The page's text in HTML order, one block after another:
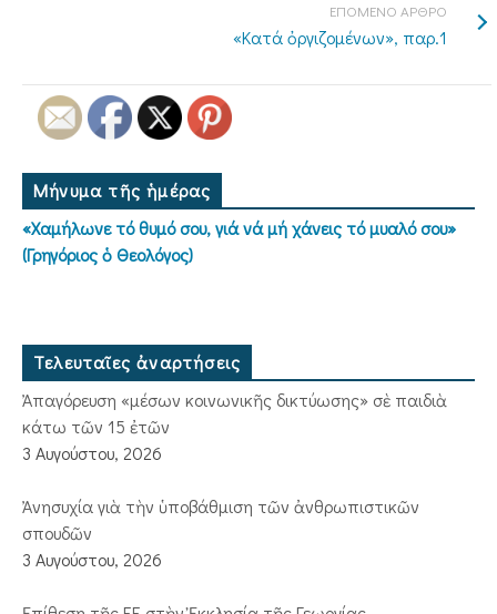
ΕΠΟΜΕΝΟ ΑΡΘΡΟ
«Κατά ὀργιζομένων», παρ.1
Μήνυμα τῆς ἡμέρας
«Χαμήλωνε τό θυμό σου, γιά νά μή χάνεις τό μυαλό σου»
(Γρηγόριος ὁ Θεολόγος)
Τελευταῖες ἀναρτήσεις
Ἀπαγόρευση «μέσων κοινωνικῆς δικτύωσης» σὲ παιδιὰ
κάτω τῶν 15 ἐτῶν
3 Αυγούστου, 2026
Ἀνησυχία γιὰ τὴν ὑποβάθμιση τῶν ἀνθρωπιστικῶν
σπουδῶν
3 Αυγούστου, 2026